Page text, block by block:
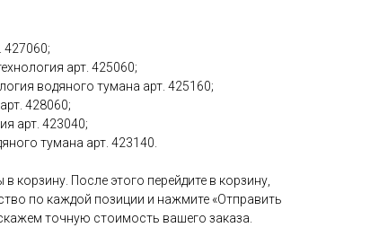
427060;
арт. 425060;
водяного тумана арт. 425160;
428060;
арт. 423040;
тумана арт. 423140.
корзину. После этого перейдите в корзину,
по каждой позиции и нажмите «Отправить
точную стоимость вашего заказа.